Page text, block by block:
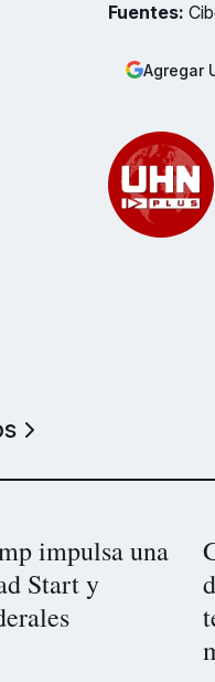
Fuentes:
Agregar
impulsa una
Start y